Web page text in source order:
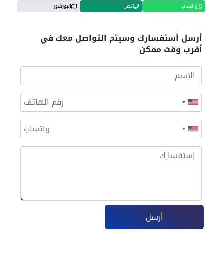
واتساب اتصل البورشور
أرسل أستفسارك وسيتم التواصل معك في
أقرب وقت ممكن
أرسل